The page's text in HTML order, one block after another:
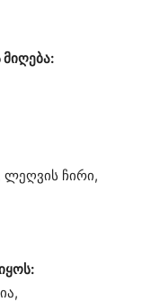
ჩირი,